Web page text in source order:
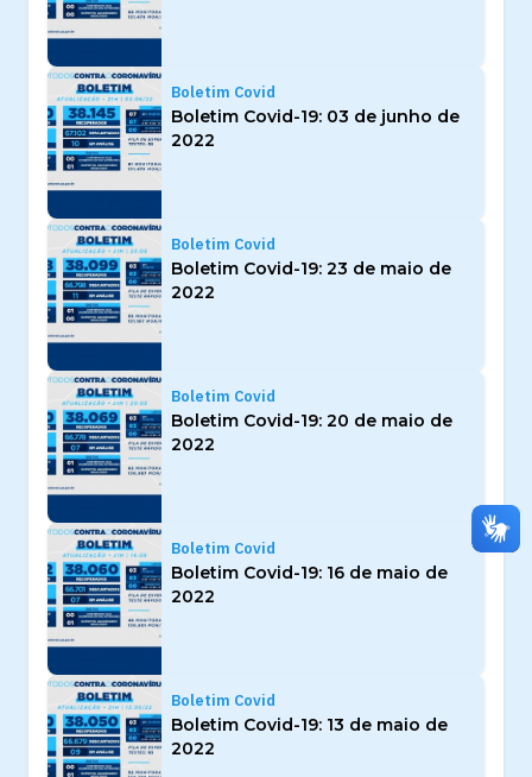
Boletim Covid
Boletim Covid-19: 03 de junho de
2022
Boletim Covid
Boletim Covid-19: 23 de maio de
2022
Boletim Covid
Boletim Covid-19: 20 de maio de
2022
Boletim Covid
Boletim Covid-19: 16 de maio de
2022
Boletim Covid
Boletim Covid-19: 13 de maio de
2022